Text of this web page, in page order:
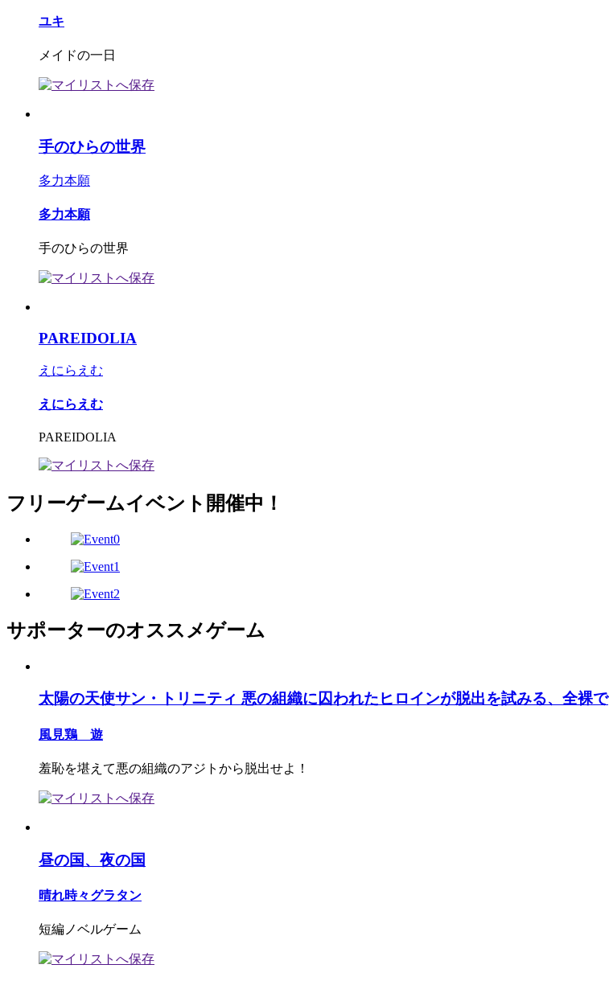
ユキ
メイドの一日
手のひらの世界
多力本願
多力本願
手のひらの世界
PAREIDOLIA
えにらえむ
えにらえむ
PAREIDOLIA
フリーゲームイベント開催中！
サポーターのオススメゲーム
太陽の天使サン・トリニティ 悪の組織に囚われたヒロインが脱出を試みる、全裸で
風見鶏 遊
羞恥を堪えて悪の組織のアジトから脱出せよ！
昼の国、夜の国
晴れ時々グラタン
短編ノベルゲーム